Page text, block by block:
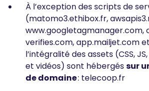
À l’exception des scripts de
(matomo3.ethibox.fr,
www.googletagmanager.com,
verifies.com, app.mailjet.com
l’intégralité des assets (CSS,
et vidéos) sont hébergéssur
de domaine: telecoop.fr